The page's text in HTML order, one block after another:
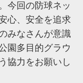
今回の防球ネッ
心、安全を追求
みなさんが意識
園多目的グラウ
協力をお願いし